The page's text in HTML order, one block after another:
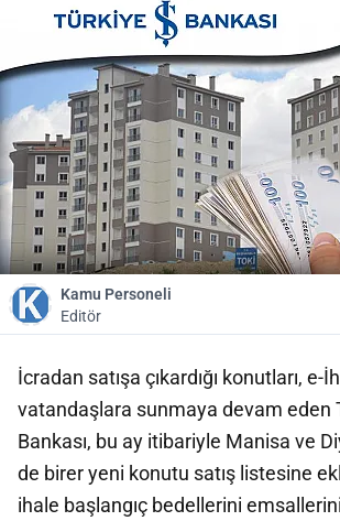
Kamu Personeli
Editör
İcradan satışa çıkardığı konutları,
vatandaşlara sunmaya devam eden
Bankası, bu ay itibariyle Manisa ve
de birer yeni konutu satış listesine
ihale başlangıç bedellerini